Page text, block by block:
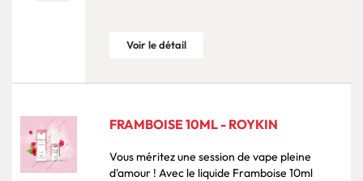
Voir le détail
FRAMBOISE 10ML - ROYKIN
Vous méritez une session de vape pleine
d'amour ! Avec le liquide Framboise 10ml